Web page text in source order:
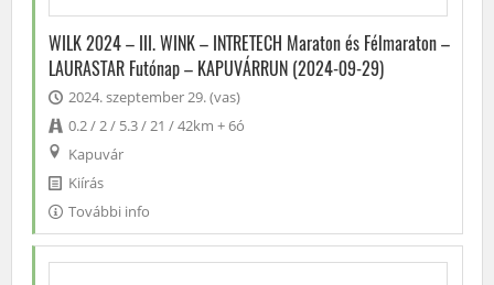
WILK 2024 – III. WINK – INTRETECH Maraton és Félmaraton –
LAURASTAR Futónap – KAPUVÁRRUN (2024-09-29)
2024. szeptember 29. (vas)
0.2 / 2 / 5.3 / 21 / 42km + 6ó
Kapuvár
Kiírás
További info